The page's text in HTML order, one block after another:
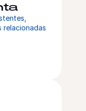
relacionadas